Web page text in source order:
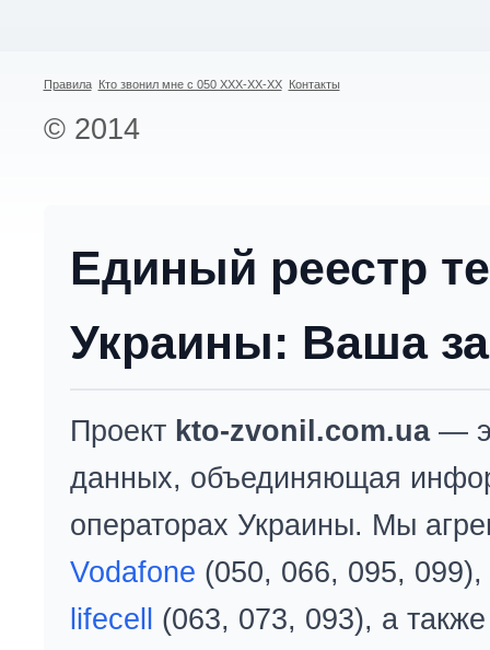
Правила Кто звонил мне с 050 XXX-XX-XX Контакты
© 2014
Единый реестр
Украины: Ваша
Проект kto-zvonil.com.ua—
данных, объединяющая
операторах Украины. Мы
Vodafone (050, 066, 095, 099),
lifecell
(063, 073, 093), а